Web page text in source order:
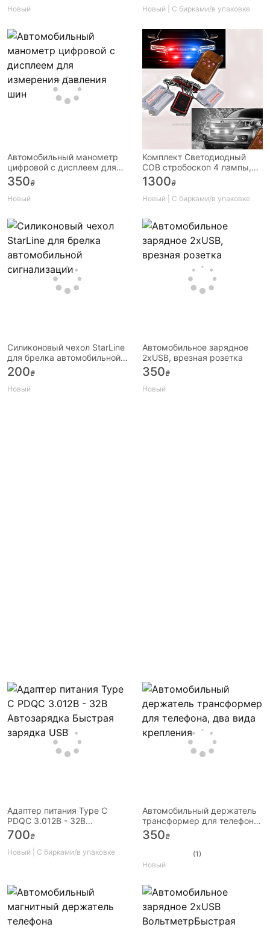
Новый Новый | С бирками/в упаковке
Автомобильный манометр
цифровой с дисплеем для
измерения давления шин
350₴
Новый
Комплект Светодиодный
COB стробоскоп 4 лампы,
9режимов работы, пульт ДУ
1300₴
Новый | С бирками/в упаковке
Силиконовый чехол StarLine
для брелка автомобильной
сигнализации
200₴
Новый
Автомобильное зарядное
2хUSB, врезная розетка
350₴
Новый
Адаптер питания Type C
PDQC 3.012В - 32В
Автозарядка Быстрая
зарядка USB
700₴
Новый | С бирками/в упаковке
Автомобильный держатель
трансформер для телефона,
два вида крепления
350₴
(1)
Новый